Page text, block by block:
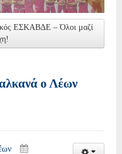
ΕΣΚΑΒΔΕ – Όλοι μαζί
ο Λέων